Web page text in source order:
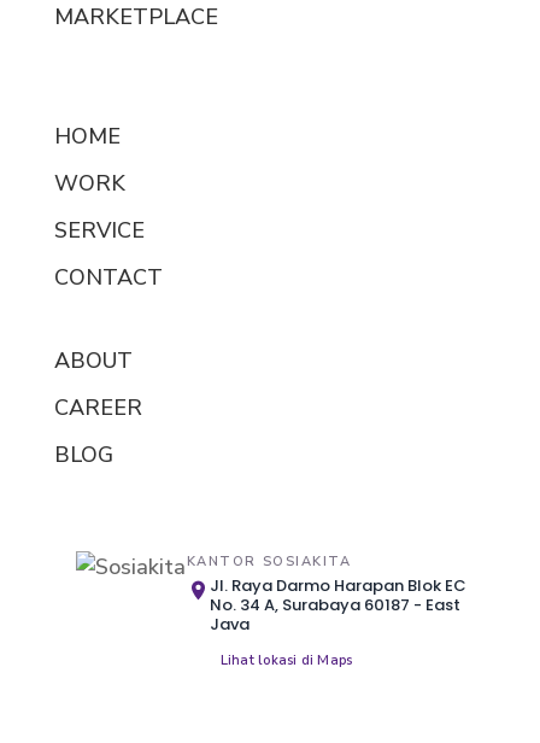
MARKETPLACE
HOME
WORK
SERVICE
CONTACT
ABOUT
CAREER
BLOG
KANTOR SOSIAKITA
Jl. Raya Darmo Harapan Blok EC
No. 34 A, Surabaya 60187 - East
Java
Lihat lokasi di Maps